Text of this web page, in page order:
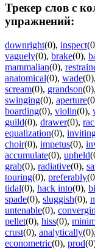
Трекер слов с
упражнений:
downright(0), inspect
vaguely(0), brake(0),
mammalian(0),
anatomical(0), wade(0),
scream(0), grandson(0),
swinging(0), aperture
boarding(0), violin(0),
guild(0), drawer(0),
equalization(0),
choir(0), impetus(0),
accumulate(0), upheld
grab(0), radiative(0),
touring(0), preferably
tidal(0), hack into(0),
spade(0), sluggish(0),
untenable(0),
pellet(0), hiss(0),
crust(0), analytically(0),
econometric(0), prod